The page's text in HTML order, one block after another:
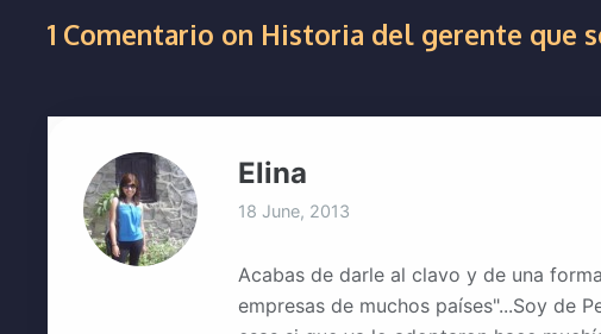
1 Comentario on Historia del gerente que
Elina
18 June, 2013
Acabas de darle al clavo y de una
empresas de muchos países"...Soy de